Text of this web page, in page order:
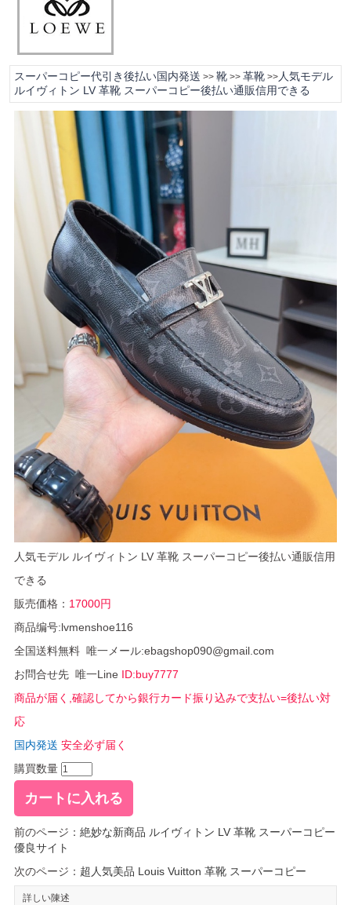
スーパーコピー代引き後払い国内発送 >> 靴>> 革靴>>人気モデル
ルイヴィトン LV 革靴 スーパーコピー後払い通販信用できる
人気モデル ルイヴィトン LV 革靴 スーパーコピー後払い通販信用
できる
販売価格： 17000円
商品编号:lvmenshoe116
全国送料無料 唯一メール:ebagshop090@gmail.com
お問合せ先 唯一Line ID:buy7777
商品が届く,確認してから銀行カード振り込みで支払い=後払い対
応
国内発送 安全必ず届く
購買数量
前のページ： 絶妙な新商品 ルイヴィトン LV 革靴 スーパーコピー
優良サイト
次のページ： 超人気美品 Louis Vuitton 革靴 スーパーコピー
詳しい陳述